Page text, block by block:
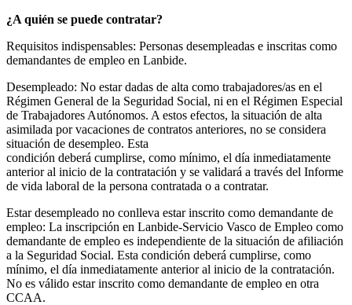
¿A quién se puede contratar?
Requisitos indispensables: Personas desempleadas e inscritas como
demandantes de empleo en Lanbide.
Desempleado: No estar dadas de alta como trabajadores/as en el
Régimen General de la Seguridad Social, ni en el Régimen Especial
de Trabajadores Autónomos. A estos efectos, la situación de alta
asimilada por vacaciones de contratos anteriores, no se considera
situación de desempleo. Esta
condición deberá cumplirse, como mínimo, el día inmediatamente
anterior al inicio de la contratación y se validará a través del Informe
de vida laboral de la persona contratada o a contratar.
Estar desempleado no conlleva estar inscrito como demandante de
empleo: La inscripción en Lanbide-Servicio Vasco de Empleo como
demandante de empleo es independiente de la situación de afiliación
a la Seguridad Social. Esta condición deberá cumplirse, como
mínimo, el día inmediatamente anterior al inicio de la contratación.
No es válido estar inscrito como demandante de empleo en otra
CCAA.